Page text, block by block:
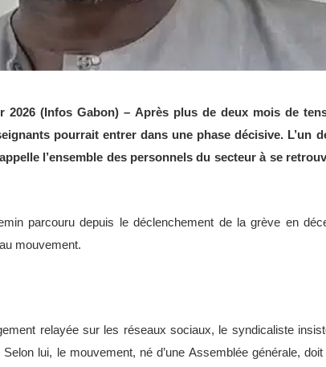
2026 (Infos Gabon) – Après plus de deux mois de
pourrait entrer dans une phase décisive. L’un
l’ensemble des personnels du secteur à se
parcouru depuis le déclenchement de la grève en
mouvement.
relayée sur les réseaux sociaux, le syndicaliste
lui, le mouvement, né d’une Assemblée générale,